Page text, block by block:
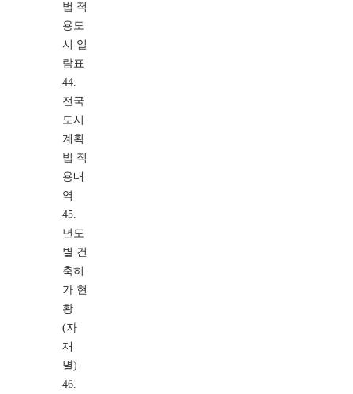
법 적
용도
시 일
람표
44.
전국
도시
계획
법 적
용내
역
45.
년도
별 건
축허
가 현
황
(자
재
별)
46.